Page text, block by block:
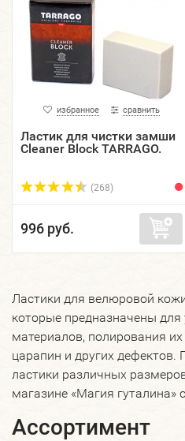
избранное сравнить
Ластик для чистки замши
Cleaner Block TARRAGO.
(268)
996 руб.
Ластики для велюровой
которые предназначены для
материалов, полирования
царапин и других дефектов.
ластики различных
магазине «Магия гуталина»
Ассортимент